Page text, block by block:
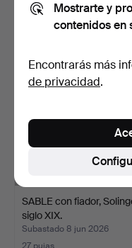
19 pujas
159 USD
SABLE con fiador,
siglo XIX.
Subastado 8 jun 2026
Mostrarte y
contenidos en
Encontrarás más
de privacidad.